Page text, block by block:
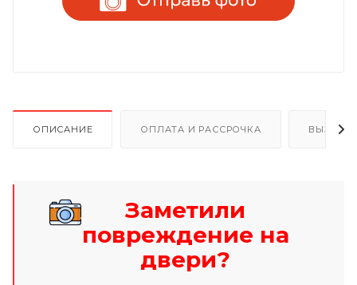
ОПИСАНИЕ ОПЛАТА И РАССРОЧКА ВЫЗОВ
Заметили
повреждение на
двери?